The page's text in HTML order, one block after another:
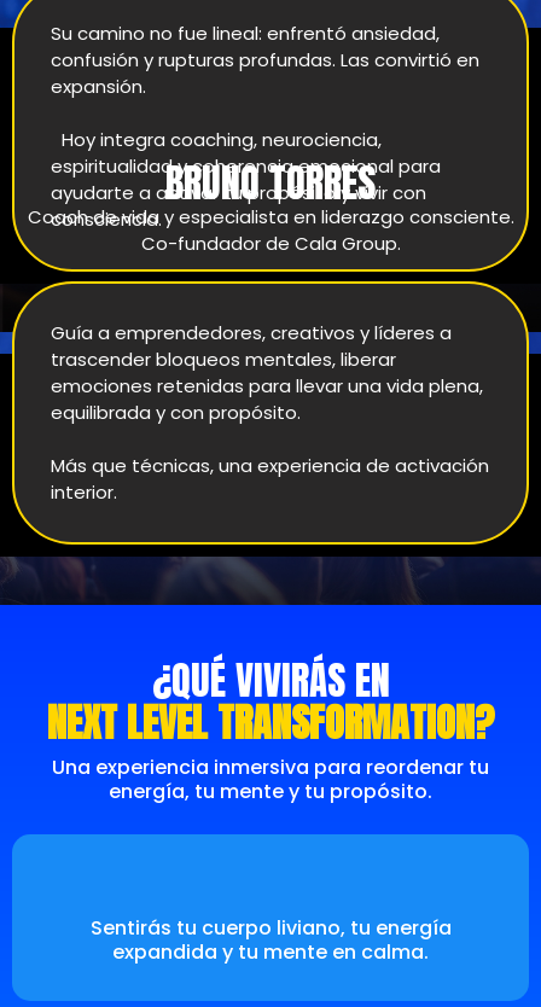
Su camino no fue lineal: enfrentó ansiedad,
confusión y rupturas profundas. Las convirtió en
expansión.
Hoy integra coaching, neurociencia,
espiritualidad y coherencia emocional para
ayudarte a activar tu propósito y vivir con
consciencia.
BRUNO TORRES
Coach de vida y especialista en liderazgo consciente.
Co-fundador de Cala Group.
Guía a emprendedores, creativos y líderes a
trascender bloqueos mentales, liberar
emociones retenidas para llevar una vida plena,
equilibrada y con propósito.
Más que técnicas, una experiencia de activación
interior.
¿QUÉ VIVIRÁS EN
NEXT LEVEL TRANSFORMATION?
Una experiencia inmersiva para reordenar tu
energía, tu mente y tu propósito.
Sentirás tu cuerpo liviano, tu energía
expandida y tu mente en calma.